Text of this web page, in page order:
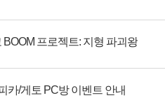
BOOM 프로젝트: 지형 파괴왕
카/게토 PC방 이벤트 안내